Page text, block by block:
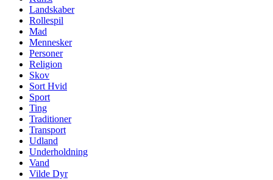
Landskaber
Rollespil
Mad
Mennesker
Personer
Religion
Skov
Sort Hvid
Sport
Ting
Traditioner
Transport
Udland
Underholdning
Vand
Vilde Dyr